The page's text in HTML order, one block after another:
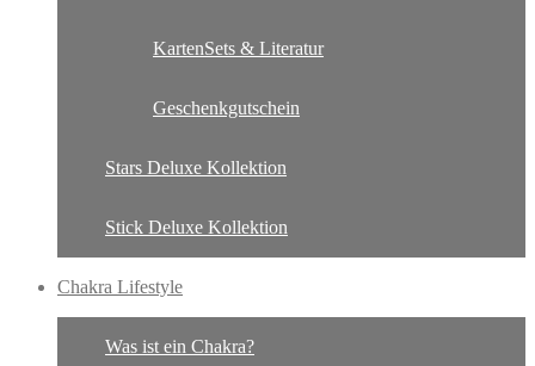
KartenSets & Literatur
Geschenkgutschein
Stars Deluxe Kollektion
Stick Deluxe Kollektion
Chakra Lifestyle
Was ist ein Chakra?